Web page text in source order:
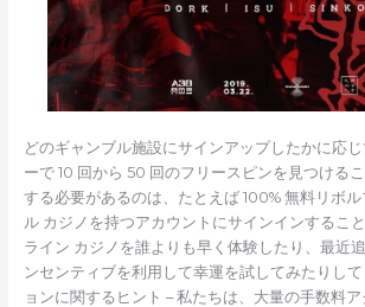
どのギャンブル施設にサインアップしたかに応
ーで 10 回から 50 回のフリースピンを見つける
する必要があるのは、たとえば 100% 無料リボ
ル カジノを持つアカウントにサインインするこ
ライン カジノを誰よりも早く体験したり、最近
ンセンティブを利用して幸運を試してみたりし
ョンに関するヒント – 私たちは、大量の手数料